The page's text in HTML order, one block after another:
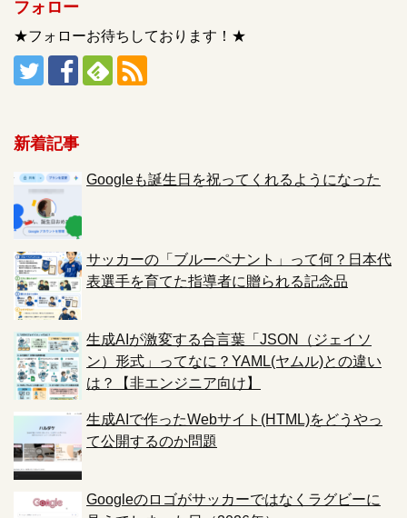
フォロー
★フォローお待ちしております！★
新着記事
Googleも誕生日を祝ってくれるようになった
サッカーの「ブルーペナント」って何？日本代
表選手を育てた指導者に贈られる記念品
生成AIが激変する合言葉「JSON（ジェイソ
ン）形式」ってなに？YAML(ヤムル)との違い
は？【非エンジニア向け】
生成AIで作ったWebサイト(HTML)をどうやっ
て公開するのか問題
Googleのロゴがサッカーではなくラグビーに